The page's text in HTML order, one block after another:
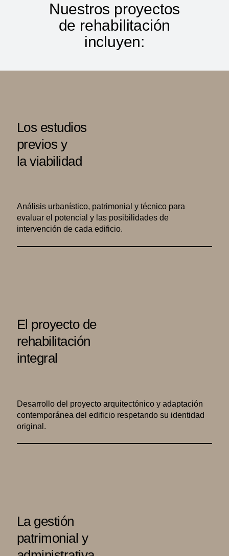
Nuestros proyectos
de rehabilitación
incluyen:
Los estudios
previos y
la viabilidad
Análisis urbanístico, patrimonial y técnico para
evaluar el potencial y las posibilidades de
intervención de cada edificio.
El proyecto de
rehabilitación
integral
Desarrollo del proyecto arquitectónico y adaptación
contemporánea del edificio respetando su identidad
original.
La gestión
patrimonial y